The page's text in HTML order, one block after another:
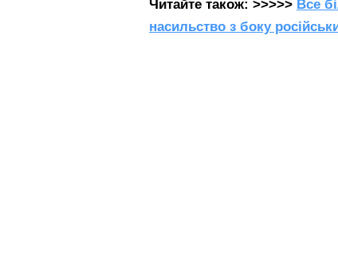
Читайте також: >>>>> Все
насильство з боку